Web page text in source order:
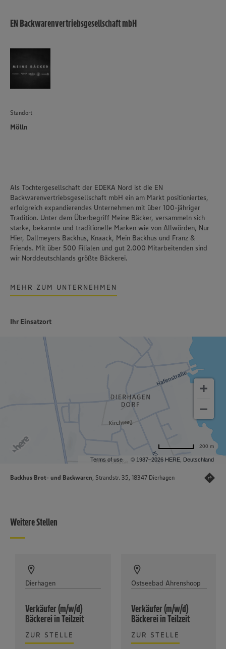
EN Backwarenvertriebsgesellschaft mbH
Standort
Mölln
Als Tochtergesellschaft der EDEKA Nord ist die EN
Backwarenvertriebsgesellschaft mbH ein am Markt positioniertes,
erfolgreich expandierendes Unternehmen mit über 100-jähriger
Tradition. Unter dem Überbegriff Meine Bäcker, versammeln sich
starke, bekannte und traditionelle Marken wie von Allwörden, Nur
Hier, Dallmeyers Backhus, Knaack, Mein Backhus und Franz &
Friends. Mit über 500 Filialen und gut 2.000 Mitarbeitenden sind
wir Norddeutschlands größte Bäckerei.
MEHR ZUM UNTERNEHMEN
Ihr Einsatzort
Terms of use © 1987–2026 HERE, Deutschland
200 m
Backhus Brot- und Backwaren, Strandstr. 35, 18347 Dierhagen
Weitere Stellen
Dierhagen
Verkäufer (m/w/d)
Bäckerei in Teilzeit
ZUR STELLE
Ostseebad Ahrenshoop
Verkäufer (m/w/d)
Bäckerei in Teilzeit
ZUR STELLE